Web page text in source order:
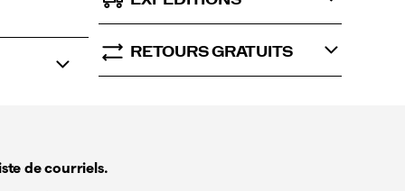
RETOURS GRATUITS
de courriels.